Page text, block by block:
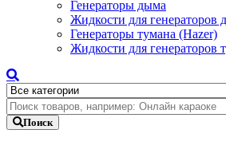
Генераторы дыма
Жидкости для генераторов
Генераторы тумана (Hazer)
Жидкости для генераторов
Поиск